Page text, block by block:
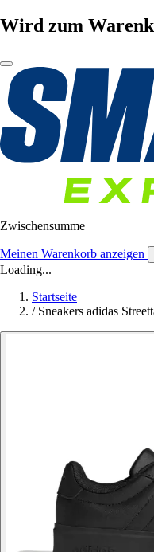
Wird zum
Zwischensumme
Meinen Warenkorb anzeigen
Loading...
Startseite
/ Sneakers adidas